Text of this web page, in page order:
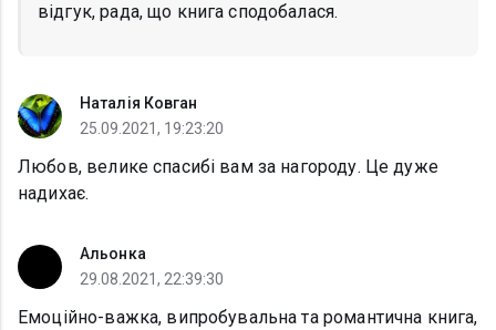
відгук, рада, що книга сподобалася.
Наталія Ковган
25.09.2021, 19:23:20
Любов, велике спасибі вам за нагороду. Це дуже
надихає.
Альонка
29.08.2021, 22:39:30
Емоційно-важка, випробувальна та романтична книга,